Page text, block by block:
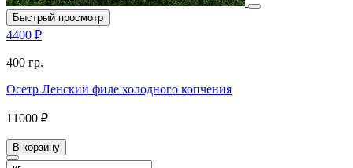
Быстрый просмотр
4400 ₽
400 гр.
Осетр Ленский филе холодного копчения
11000 ₽
В корзину